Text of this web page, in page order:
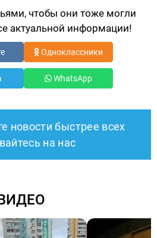
чтобы они тоже могли
актуальной информации!
Одноклассники
WhatsApp
новости быстрее всех
на нас